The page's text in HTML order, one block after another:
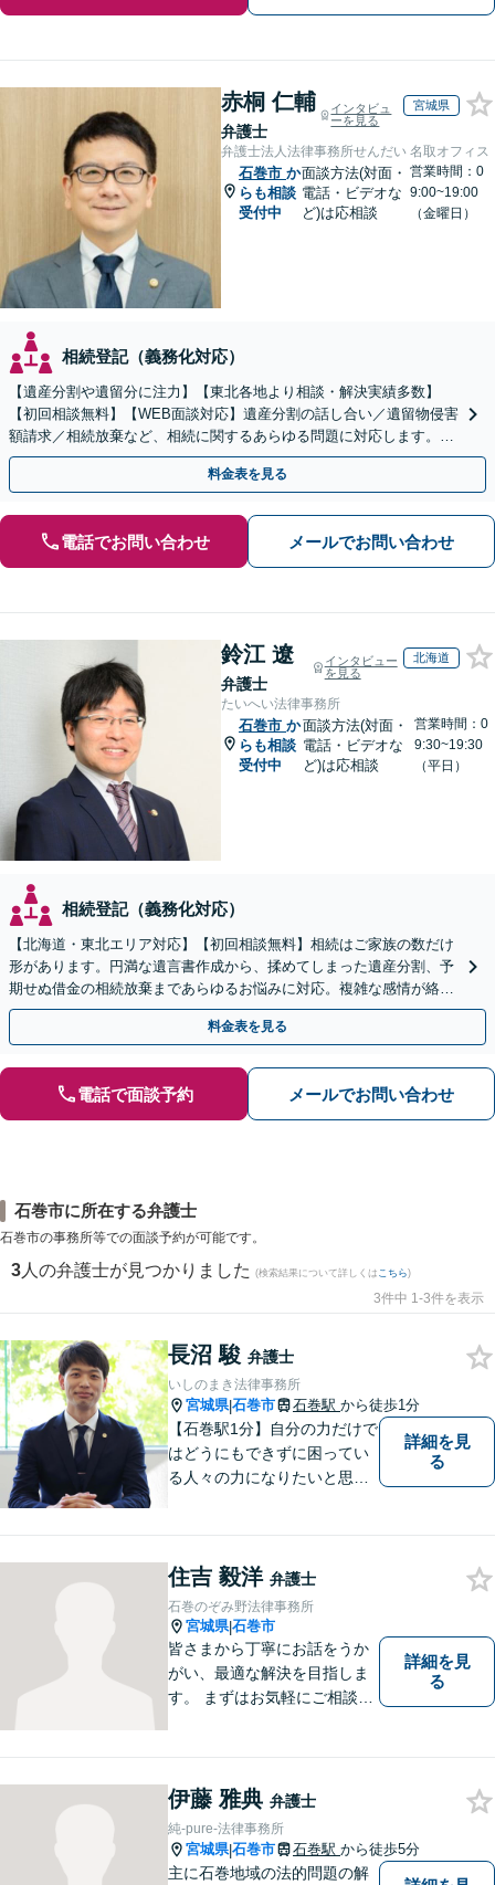
赤桐 仁輔
弁護士
インタビュ
ーを見る
宮城県
弁護士法人法律事務所せんだい 名取オフィス
石巻市 か
らも相談
受付中
面談方法(対面・
電話・ビデオな
ど)は応相談
営業時間：0
9:00~19:00
（金曜日）
相続登記（義務化対応）
【遺産分割や遺留分に注力】【東北各地より相談・解決実績多数】
【初回相談無料】【WEB面談対応】遺産分割の話し合い／遺留物侵害
額請求／相続放棄など、相続に関するあらゆる問題に対応します。ご
事情やご意向を丁寧にお聞きし、有利な解決を目指します
料金表を見る
電話でお問い合わせ メールでお問い合わせ
鈴江 遼
弁護士
インタビュー
を見る
北海道
たいへい法律事務所
石巻市 か
らも相談
受付中
面談方法(対面・
電話・ビデオな
ど)は応相談
営業時間：0
9:30~19:30
（平日）
相続登記（義務化対応）
【北海道・東北エリア対応】【初回相談無料】相続はご家族の数だけ
形があります。円満な遺言書作成から、揉めてしまった遺産分割、予
期せぬ借金の相続放棄まであらゆるお悩みに対応。複雑な感情が絡む
相続トラブルもまずはご相談ください。WEB面談可。
料金表を見る
電話で面談予約 メールでお問い合わせ
石巻市に所在する弁護士
石巻市の事務所等での面談予約が可能です。
3 人の弁護士が見つかりました (検索結果について詳しくは こちら)
3件中 1-3件を表示
長沼 駿 弁護士
いしのまき法律事務所
宮城県|石巻市 石巻駅 から徒歩1分
【石巻駅1分】自分の力だけで
はどうにもできずに困ってい
る人々の力になりたいと思い
決ができるよう、サポートい
たします。ぜひ一度ご相談く
ださい。
詳細を見
る
住吉 毅洋 弁護士
石巻のぞみ野法律事務所
宮城県|石巻市
皆さまから丁寧にお話をうか
がい、最適な解決を目指しま
す。 まずはお気軽にご相談く
詳細を見
る
伊藤 雅典 弁護士
純-pure-法律事務所
宮城県|石巻市 石巻駅 から徒歩5分
主に石巻地域の法的問題の解